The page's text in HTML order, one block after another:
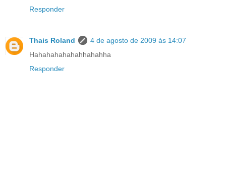
Responder
Thais Roland
4 de agosto de 2009 às 14:07
Hahahahahahahhahahha
Responder